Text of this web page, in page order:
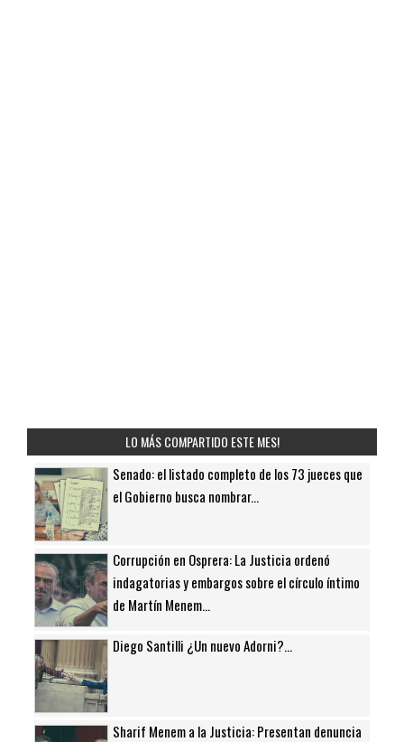
LO MÁS COMPARTIDO ESTE MES!
Senado: el listado completo de los 73 jueces que
el Gobierno busca nombrar...
Corrupción en Osprera: La Justicia ordenó
indagatorias y embargos sobre el círculo íntimo
de Martín Menem...
Diego Santilli ¿Un nuevo Adorni?...
Sharif Menem a la Justicia: Presentan denuncia